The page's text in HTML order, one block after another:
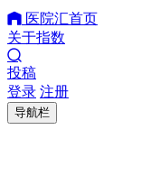
医院汇首页
关于指数
投稿
登录 注册
导航栏